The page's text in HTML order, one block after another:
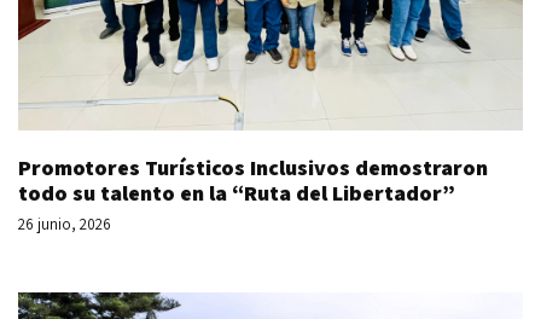
Promotores Turísticos Inclusivos demostraron
todo su talento en la “Ruta del Libertador”
26 junio, 2026